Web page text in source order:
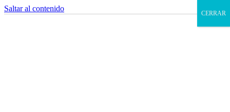
Saltar al contenido
CERRAR